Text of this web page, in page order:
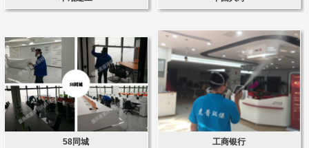
58同城 工商银行